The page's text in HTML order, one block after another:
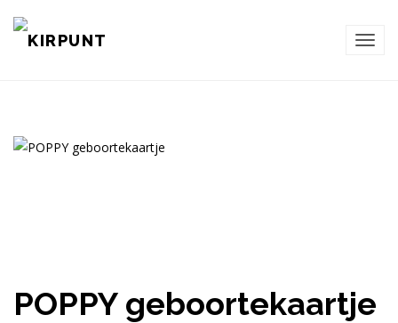
POPPY geboortekaartje